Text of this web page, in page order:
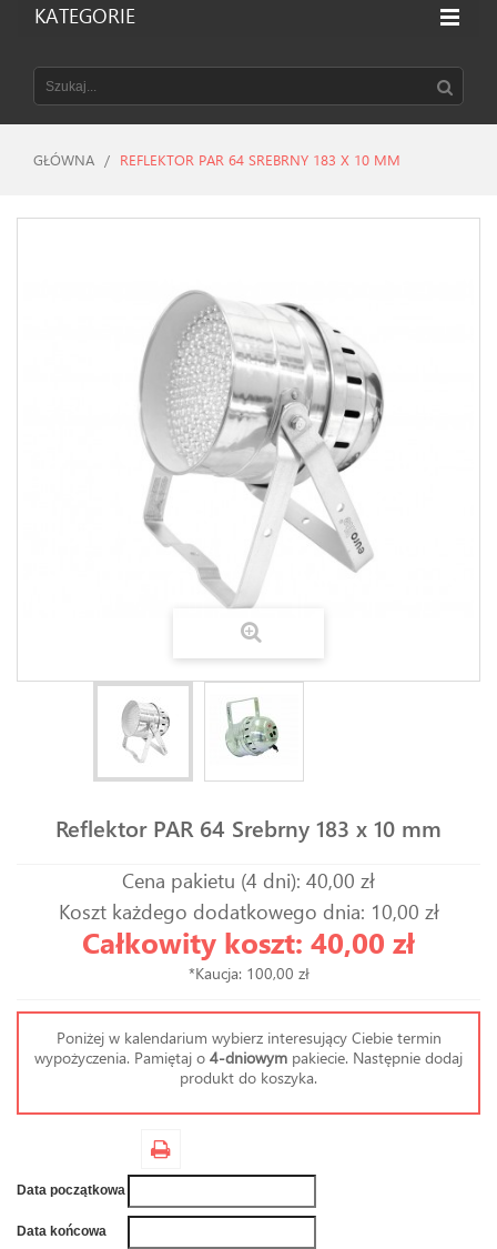
KATEGORIE
GŁÓWNA / REFLEKTOR PAR 64 SREBRNY 183 X 10 MM
Reflektor PAR 64 Srebrny 183 x 10 mm
Cena pakietu (4 dni): 40,00 zł
Koszt każdego dodatkowego dnia: 10,00 zł
Całkowity koszt: 40,00 zł
*Kaucja: 100,00 zł
Poniżej w kalendarium wybierz interesujący Ciebie termin
wypożyczenia. Pamiętaj o 4-dniowym pakiecie. Następnie dodaj
produkt do koszyka.
Data początkowa
Data końcowa